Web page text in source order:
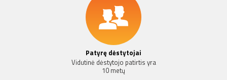
Patyrę dėstytojai
Vidutinė dėstytojo patirtis yra
10 metų